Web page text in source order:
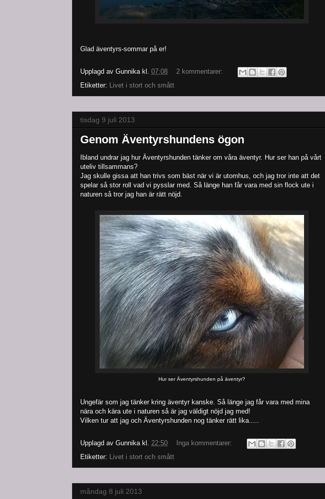
Glad äventyrs-sommar på er!
Upplagd av Gunnika kl. 07:08
2 kommentarer:
Etiketter: Livet i stort och smått
tisdag 9 juli 2013
Genom Äventyrshundens ögon
Ibland undrar jag hur Äventyrshunden tänker om våra äventyr. Hur ser han på vårt
uteliv tillsammans?
Jag skulle gissa att han trivs som bäst när vi är utomhus, och jag tror inte att det
spelar så stor roll vad vi pysslar med. Så länge han får vara med sin flock ute i
naturen så tror jag han är rätt nöjd.
Hur ser Äventyrshunden på äventyr?
Ungefär som jag tänker kring äventyr kanske. Så länge jag får vara med mina
nära och kära ute i naturen så är jag väldigt nöjd jag med!
Vilken tur att jag och Äventyrshunden nog tänker rätt lika.....
Upplagd av Gunnika kl. 22:50
Inga kommentarer:
Etiketter: Livet i stort och smått
måndag 8 juli 2013